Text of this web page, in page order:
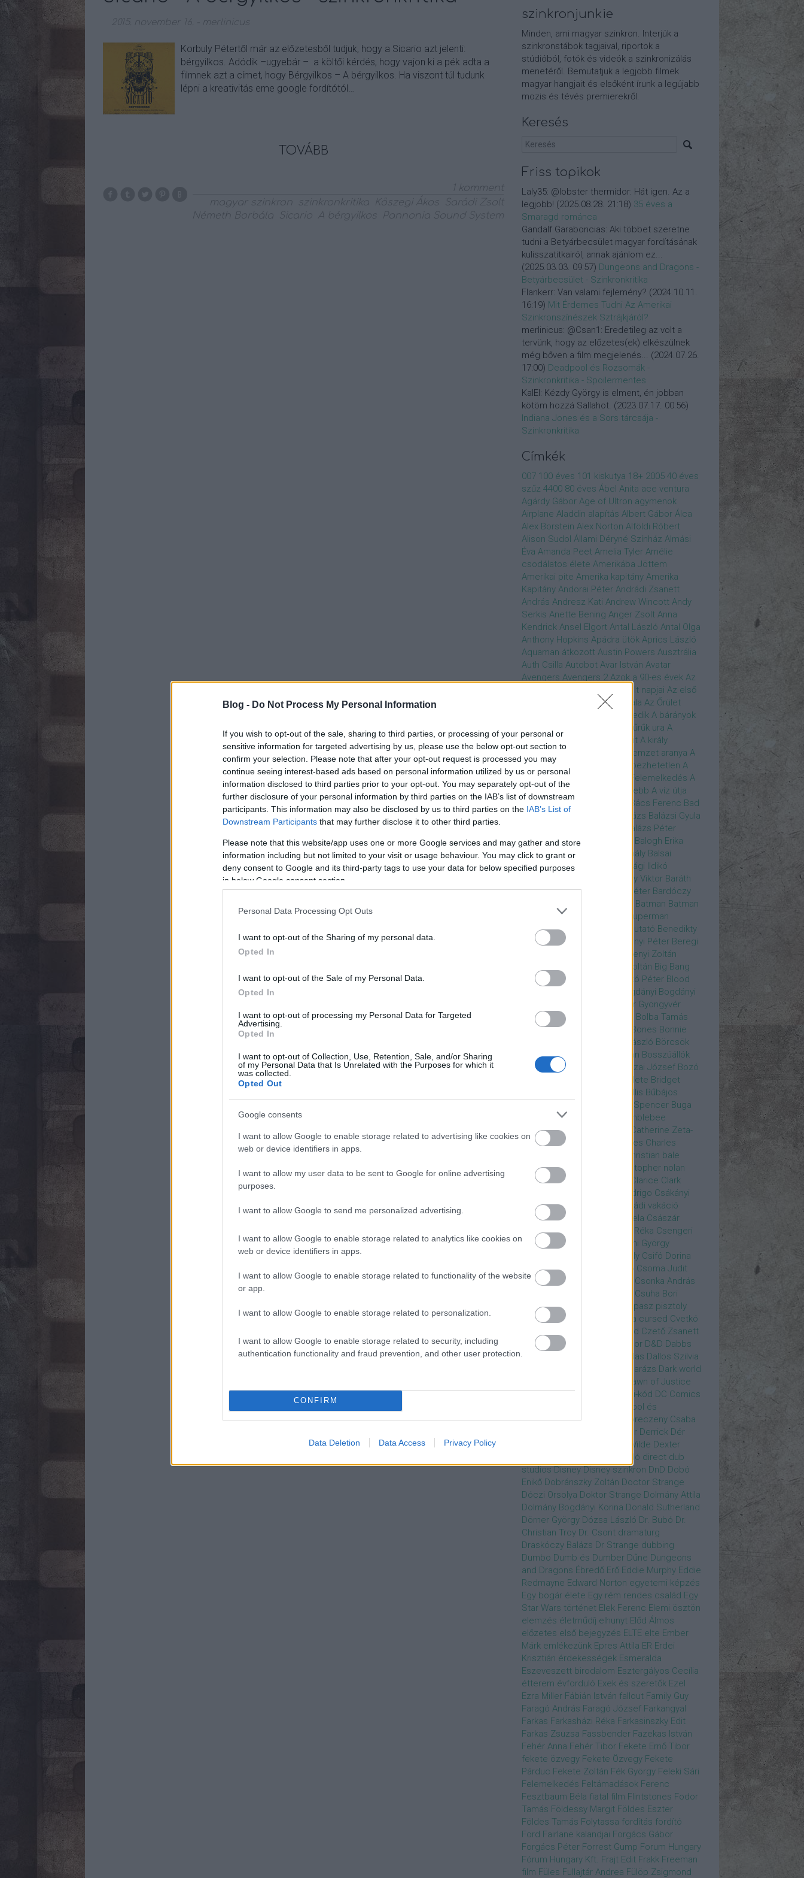
Blog - Do Not Process My Personal Information
If you wish to opt-out of the sale, sharing to third parties, or processing of your personal or
sensitive information for targeted advertising by us, please use the below opt-out section to
confirm your selection. Please note that after your opt-out request is processed you may
continue seeing interest-based ads based on personal information utilized by us or personal
information disclosed to third parties prior to your opt-out. You may separately opt-out of the
further disclosure of your personal information by third parties on the IAB’s list of downstream
participants. This information may also be disclosed by us to third parties on the IAB’s List of
Downstream Participants that may further disclose it to other third parties.
Please note that this website/app uses one or more Google services and may gather and store
information including but not limited to your visit or usage behaviour. You may click to grant or
deny consent to Google and its third-party tags to use your data for below specified purposes
in below Google consent section.
Personal Data Processing Opt Outs
I want to opt-out of the Sharing of my personal data.
Opted In
I want to opt-out of the Sale of my Personal Data.
Opted In
I want to opt-out of processing my Personal Data for Targeted
Advertising.
Opted In
I want to opt-out of Collection, Use, Retention, Sale, and/or Sharing
of my Personal Data that Is Unrelated with the Purposes for which it
was collected.
Opted Out
Google consents
I want to allow Google to enable storage related to advertising like cookies on
web or device identifiers in apps.
I want to allow my user data to be sent to Google for online advertising
purposes.
I want to allow Google to send me personalized advertising.
I want to allow Google to enable storage related to analytics like cookies on
web or device identifiers in apps.
I want to allow Google to enable storage related to functionality of the website
or app.
I want to allow Google to enable storage related to personalization.
I want to allow Google to enable storage related to security, including
authentication functionality and fraud prevention, and other user protection.
CONFIRM
Data Deletion Data Access Privacy Policy
2015. november 16. merlinicus
Korbuly Pétertől már az előzetesből tudjuk, hogy a Sicario azt jelenti:
bérgyilkos. Adódik –ugyebár – a költői kérdés, hogy vajon ki a pék adta a
filmnek azt a címet, hogy Bérgyilkos – A bérgyilkos. Ha viszont túl tudunk
lépni a kreativitás eme google fordítótól…
TOVÁBB
komment
magyar szinkron
szinkronkritika Kőszegi Ákos
Sarádi Zsolt
Németh Borbála
Sicario A bérgyilkos Pannonia Sound System
szinkronjunkie
Minden, ami magyar szinkron. Interjúk a
szinkronstábok tagjaival, riportok a
stúdióból, fotók és videók a szinkronizálás
menetéről. Bemutatjuk a legjobb filmek
magyar hangjait és elsőként írunk a legújabb
mozis és tévés premierekről.
Keresés
Friss topikok
Laly35: @lobster thermidor: Hát igen. Az a
legjobb! (2025.08.28. 21:18) 35 éves a
Smaragd románca
Gandalf Garaboncias: Aki többet szeretne
tudni a Betyárbecsület magyar fordításának
kulisszatitkairól, annak ajánlom ez...
(2025.03.03. 09:57) Dungeons and Dragons -
Betyárbecsület - Szinkronkritika
Flankerr: Van valami fejlemény? (2024.10.11.
16:19) Mit Érdemes Tudni Az Amerikai
Szinkronszínészek Sztrájkjáról?
merlinicus: @Csan1: Eredetileg az volt a
tervünk, hogy az előzetes(ek) elkészülnek
még bőven a film megjelenés... (2024.07.26.
17:00) Deadpool és Rozsomák -
Szinkronkritika - Spoilermentes
KalEl: Kézdy György is elment, én jobban
kötöm hozzá Sallahot. (2023.07.17. 00:56)
Indiana Jones és a Sors tárcsája -
Szinkronkritika
Címkék
007 100 éves 101 kiskutya 18+ 2005 40 éves
szűz 4400 80 éves Ábel Anita ace ventura
Agárdy Gábor Age of Ultron agymenok
Airplane Aladdin alapítás Albert Gábor Álca
Alex Borstein Alex Norton Alföldi Róbert
Alison Sudol Állami Déryné Színház Almási
Éva Amanda Peet Amelia Tyler Amélie
csodálatos élete Amerikába Jöttem
Amerikai pite Amerika kapitány Amerika
Kapitány Andorai Péter Andrádi Zsanett
András Andresz Kati Andrew Wincott Andy
Serkis Anette Bening Anger Zsolt Anna
Kendrick Ansel Elgort Antal László Antal Olga
Anthony Hopkins Apádra ütök Aprics László
Aquaman átkozott Austin Powers Ausztrália
Auth Csilla Autobot Avar István Avatar
Avengers Avengers 2 Azok a 90-es évek Az
Az eljövendő múlt napjai Az első
Az igazság hajnala Az Őrület
Az Utolsó Jedik A bárányok
A gyűrűk ura A
Hangya és a Darázs
A hobbit A király
beszéde A kis hableány A nemzet aranya A
Notre Dame i toronyőr
A sebezhetetlen A
sötét lovag A sötét lovag - Felemelkedés A
szomszéd nője mindig zöldebb A víz útja
Baby Driver Bácskai János Bács Ferenc Bad
Boys Bajos csajok Balázs Balázsi Gyula
Balázs Péter
Baldurs Gate 3
Balogh Erika
Balogh Mix Stúdió
Balog Mihály Balsai
Mónika Bánfalvi Eszter
Bánsági Ildikó
Baradlay Viktor Baráth
István Barát Attia Barbinek Péter Bardóczy
Batman Batman
Superman ellen
Batman v Superman
Beetlejuice
bemutató Benedikty
Marcell
Benkő Péter Bercsényi Péter Beregi
Berzsenyi Zoltán
Bezerédi Zoltán Big Bang
Media Kft.
Blake Lively Blaskó Péter Blood
Bogdányi Bogdányi
Bognár Gyöngyvér
Bognár Tamás
Bolba Tamás
Boldog Gábor
Bones Bonnie
Borbély László Börcsök
Enikő Boros Zoltán Bor Zoltán Bosszúállók
Botár Endre
Bozai József Bozó
Brian élete Bridget
Bruce Willis Bűbájos
Bud Spencer Buga
bukott birodalom
Bumblebee
Cameron Diaz
Catherine Zeta-
Jones CD Projekt Red Charles Charles
christian bale
Christopher Eccleston
christopher nolan
Chris Hemsworth
Clarice Clark
Crespo Rodrigo Csákányi
Eszter Csákányi László
Családi vakáció
Csankó Zoltán
Császár Angela Császár
Róbert Cseke Péter Csellár Réka Csengeri
Attila
Csere Ágnes
Cserhalmi György
Csiby Gergely Csifó Dorina
Csillagok Háborúja
Csodanő Csoma Judit
Csomós Mari
Csonka András
Csuha Bori
Csuha Lajos
Csupasz pisztoly
Csurka László
Csűrös Karola cursed Cvetkó
Czető Roland Czető Zsanett
Czigány Judit
Czvetkó Sándor D&D Dabbs
Greer
Dallas Dallos Szilvia
Darázs Dark world
Dawn of Justice
Days of Future Past
Da Vinci-kód DC Comics
Deadpool és
Rozsomák Dead To Me
Debreczeny Csaba
Denevérember Derrick Dér
Devora Wilde Dexter
díjátadó direct dub
studios Disney Disney szinkron DnD Dobó
Enikő Dobránszky Zoltán Doctor Strange
Dóczi Orsolya Doktor Strange Dolmány Attila
Dolmány Bogdányi Korina Donald Sutherland
Dörner György Dózsa László Dr. Bubó Dr.
Christian Troy Dr. Csont dramaturg
Draskóczy Balázs Dr Strange dubbing
Dumbo Dumb és Dumber Dűne Dungeons
and Dragons Ébredő Erő Eddie Murphy Eddie
Redmayne Edward Norton egyetemi képzés
Egy bogár élete Egy rém rendes család Egy
Star Wars történet Elek Ferenc Elemi ösztön
elemzés életműdíj elhunyt Előd Álmos
előzetes első bejegyzés ELTE elte Ember
Márk emlékezünk Epres Attila ER Erdei
Krisztián érdekességek Esmeralda
Eszeveszett birodalom Esztergályos Cecília
étterem évforduló Exek és szeretők Ezel
Ezra Miller Fábián István fallout Family Guy
Faragó András Faragó József Farkangyal
Farkas Farkasházi Réka Farkasinszky Edit
Farkas Zsuzsa Fassbender Fazekas István
Fehér Anna Fehér Tibor Fekete Ernő Tibor
fekete özvegy Fekete Özvegy Fekete
Párduc Fekete Zoltán Fék György Feleki Sári
Felemelkedés Feltámadások Ferenc
Fesztbaum Béla fiatal film Flintstones Fodor
Tamás Földessy Margit Földes Eszter
Földes Tamás Folytassa fordítás fordító
Ford Fairlane kalandjai Forgács Gábor
Forgács Péter Forrest Gump Forum Hungary
Fórum Hungary Kft. Frajt Edit Frakk Freeman
film Füles Fullajtár Andrea Fülöp Zsigmond